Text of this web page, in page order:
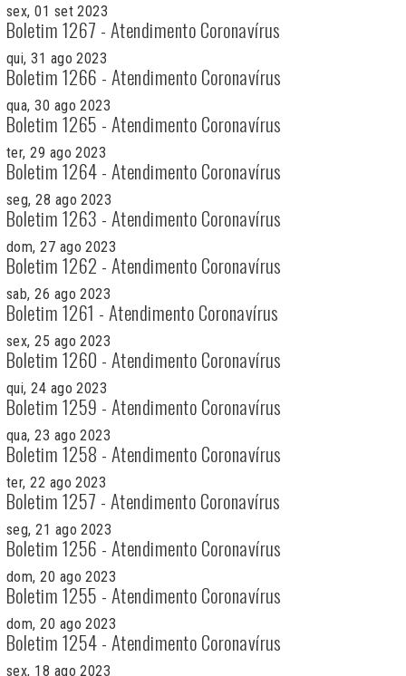
sex, 01 set 2023
Boletim 1267 - Atendimento Coronavírus
qui, 31 ago 2023
Boletim 1266 - Atendimento Coronavírus
qua, 30 ago 2023
Boletim 1265 - Atendimento Coronavírus
ter, 29 ago 2023
Boletim 1264 - Atendimento Coronavírus
seg, 28 ago 2023
Boletim 1263 - Atendimento Coronavírus
dom, 27 ago 2023
Boletim 1262 - Atendimento Coronavírus
sab, 26 ago 2023
Boletim 1261 - Atendimento Coronavírus
sex, 25 ago 2023
Boletim 1260 - Atendimento Coronavírus
qui, 24 ago 2023
Boletim 1259 - Atendimento Coronavírus
qua, 23 ago 2023
Boletim 1258 - Atendimento Coronavírus
ter, 22 ago 2023
Boletim 1257 - Atendimento Coronavírus
seg, 21 ago 2023
Boletim 1256 - Atendimento Coronavírus
dom, 20 ago 2023
Boletim 1255 - Atendimento Coronavírus
dom, 20 ago 2023
Boletim 1254 - Atendimento Coronavírus
sex, 18 ago 2023